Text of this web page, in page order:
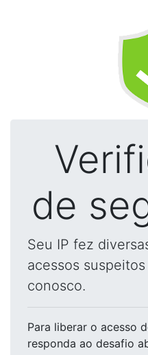
de
Seu IP fez
acessos
conosco.
Para liberar o acesso
responda ao desafio